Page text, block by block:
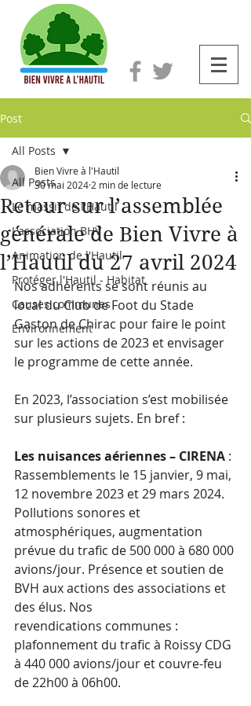
Post
All Posts
Le massif de l'Hautil
L'association BHV
Animation de l'Hautil
Protéger l'Hautil - Habitat
Causes communes
Environnement
All Posts
Retour sur l’assemblée
générale de Bien Vivre à
l’Hautil du 27 avril 2024
Bien Vivre à l'Hautil
30 mai 2024 2 min de lecture
Nos adhérents se sont réunis au
local du Club de Foot du Stade
Gaston de Chirac pour faire le point
sur les actions de 2023 et envisager
le programme de cette année.
En 2023, l’association s’est mobilisée
sur plusieurs sujets. En bref :
Les nuisances aériennes – CIRENA :
Rassemblements le 15 janvier, 9 mai,
12 novembre 2023 et 29 mars 2024.
Pollutions sonores et
atmosphériques, augmentation
prévue du trafic de 500 000 à 680 000
avions/jour. Présence et soutien de
BVH aux actions des associations et
des élus. Nos
revendications communes :
plafonnement du trafic à Roissy CDG
à 440 000 avions/jour et couvre-feu
de 22h00 à 06h00.